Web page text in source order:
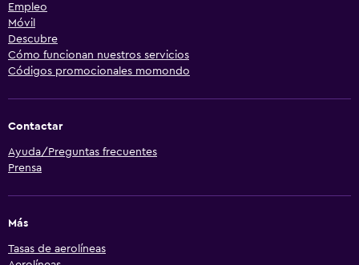
Empleo
Móvil
Descubre
Cómo funcionan nuestros servicios
Códigos promocionales momondo
Contactar
Ayuda/Preguntas frecuentes
Prensa
Más
Tasas de aerolíneas